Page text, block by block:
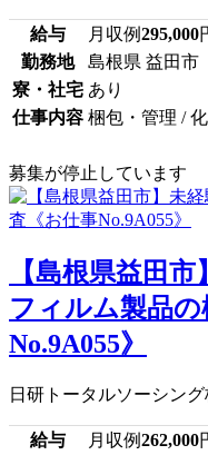
給与 月収例295,000
勤務地
島根県 益田市
寮・社宅 あり
仕事内容 梱包・管理 /
募集が停止しています
【島根県益田
フィルム製品
No.9A055》
日研トータルソーシン
給与 月収例262,000